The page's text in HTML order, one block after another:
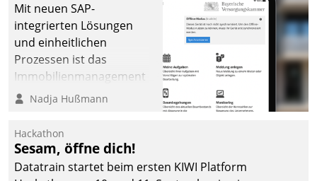
Mit neuen SAP-
integrierten Lösungen
und einheitlichen
Prozessen ist das
Immobilienmanagement
der Bayerischen
Ressort Kapitalanlage für
künftige Aufgaben und
Herausforderungen
Nadja Hußmann
Hackathon
Sesam, öffne dich!
Datatrain startet beim ersten KIWI Platform